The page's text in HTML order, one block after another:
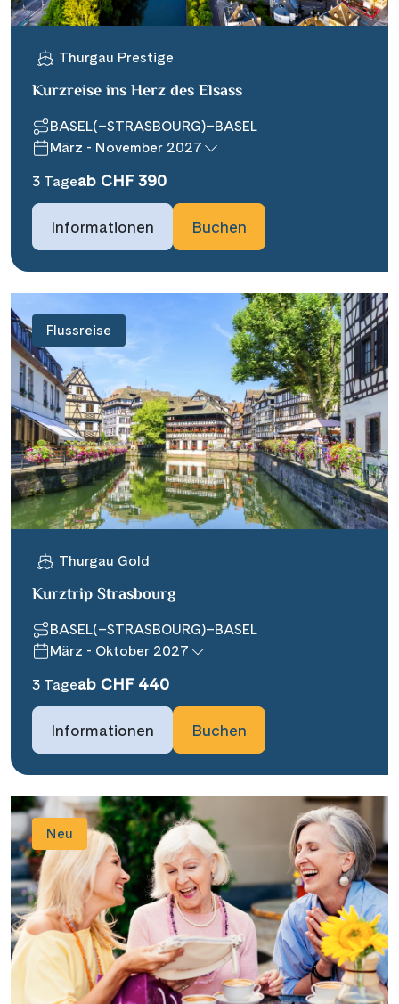
Thurgau Prestige
Kurzreise ins Herz des Elsass
BASEL(–STRASBOURG)–BASEL
März - November 2027
3 Tageab CHF 390
Informationen Buchen
Flussreise
Thurgau Gold
Kurztrip Strasbourg
BASEL(–STRASBOURG)–BASEL
März - Oktober 2027
3 Tageab CHF 440
Informationen Buchen
Neu
Suchen & Buchen
Reisezeitraum· Reisedauer
Alle Länder
Alle Gewässer